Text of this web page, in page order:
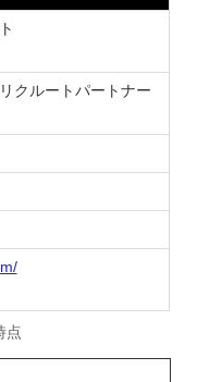
クルートパートナー
点